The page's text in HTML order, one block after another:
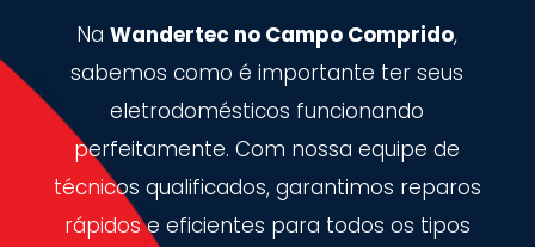
NaWandertec no Campo Comprido,
sabemos como é importante ter seus
eletrodomésticos funcionando
perfeitamente. Com nossa equipe de
técnicos qualificados, garantimos reparos
rápidos e eficientes para todos os tipos